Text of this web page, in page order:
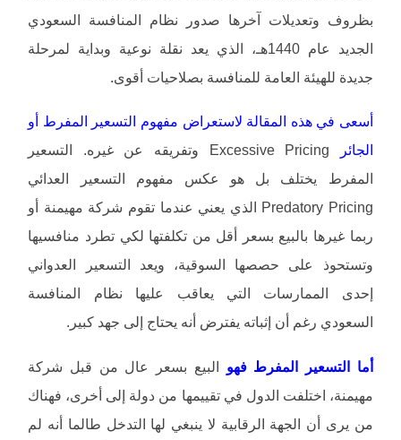
بظروف وتعديلات آخرها صدور نظام المنافسة السعودي
الجديد عام 1440هـ، الذي يعد نقلة نوعية وبداية لمرحلة
جديدة للهيئة العامة للمنافسة بصلاحيات أقوى.
أسعى في هذه المقالة لاستعراض مفهوم التسعير المفرط أو
الجائر
Excessive Pricing وتفريقه عن غيره. التسعير
المفرط يختلف بل هو عكس مفهوم التسعير العدائي
Predatory Pricing الذي يعني عندما تقوم شركة مهيمنة أو
ربما غيرها بالبيع بسعر أقل من تكلفتها لكي تطرد منافسيها
وتستحوذ على حصصها السوقية، ويعد التسعير العدواني
إحدى الممارسات التي يعاقب عليها نظام المنافسة
السعودي رغم أن إثباته يفترض أنه يحتاج إلى جهد كبير.
أما التسعير المفرط فهو البيع بسعر عال من قبل شركة
مهيمنة، اختلفت الدول في تقييمها من دولة إلى أخرى، فهناك
من يرى أن الجهة الرقابية لا ينبغي لها التدخل طالما أنه لم